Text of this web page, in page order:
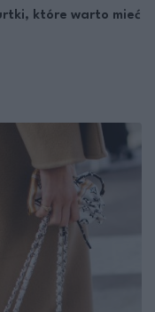
które warto mieć